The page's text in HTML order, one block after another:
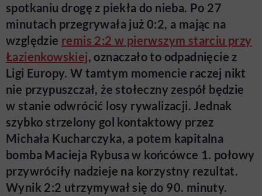
spotkaniu drogę z piekła do nieba. Po 27
minutach przegrywała już 0:2, a mając na
względzie remis 2:2 w pierwszym starciu przy
Łazienkowskiej, oznaczało to odpadnięcie z
Ligi Europy. W tamtym momencie raczej nikt
nie przypuszczał, że stołeczny zespół będzie
w stanie odwrócić losy rywalizacji. Jednak
szybko strzelony gol kontaktowy przez
Michała Kucharczyka, a potem kapitalna
bomba Macieja Rybusa w końcówce 1. połowy
przywróciły nadzieje na korzystny rezultat.
Wynik 2:2 utrzymywał się do 90. minuty.